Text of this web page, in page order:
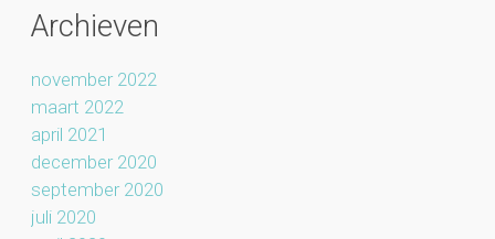
Archieven
november 2022
maart 2022
april 2021
december 2020
september 2020
juli 2020